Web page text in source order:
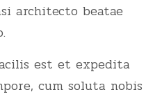
architecto beatae
est et expedita
cum soluta nobis